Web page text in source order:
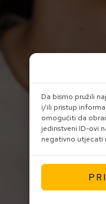
Da bismo pružili
i/ili pristup
omogućiti da
jedinstveni ID-ovi
negativno utjecati